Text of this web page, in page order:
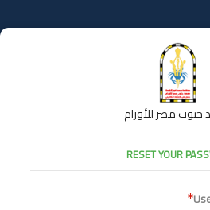
مصر للأورام
RESET YOUR